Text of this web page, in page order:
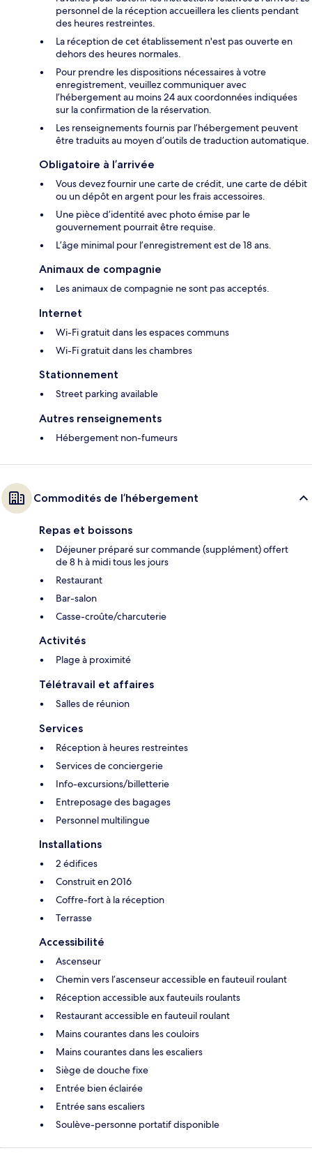
personnel de la réception accueillera les clients pendant
des heures restreintes.
La réception de cet établissement n'est pas ouverte en
dehors des heures normales.
Pour prendre les dispositions nécessaires à votre
enregistrement, veuillez communiquer avec
l’hébergement au moins 24 aux coordonnées indiquées
sur la confirmation de la réservation.
Les renseignements fournis par l’hébergement peuvent
être traduits au moyen d’outils de traduction automatique.
Obligatoire à l’arrivée
Vous devez fournir une carte de crédit, une carte de débit
ou un dépôt en argent pour les frais accessoires.
Une pièce d’identité avec photo émise par le
gouvernement pourrait être requise.
L’âge minimal pour l’enregistrement est de 18 ans.
Animaux de compagnie
Les animaux de compagnie ne sont pas acceptés.
Internet
Wi-Fi gratuit dans les espaces communs
Wi-Fi gratuit dans les chambres
Stationnement
Street parking available
Autres renseignements
Hébergement non-fumeurs
Commodités de l’hébergement
Repas et boissons
Déjeuner préparé sur commande (supplément) offert
de 8 h à midi tous les jours
Restaurant
Bar-salon
Casse-croûte/charcuterie
Activités
Plage à proximité
Télétravail et affaires
Salles de réunion
Services
Réception à heures restreintes
Services de conciergerie
Info-excursions/billetterie
Entreposage des bagages
Personnel multilingue
Installations
2 édifices
Construit en 2016
Coffre-fort à la réception
Terrasse
Accessibilité
Ascenseur
Chemin vers l’ascenseur accessible en fauteuil roulant
Réception accessible aux fauteuils roulants
Restaurant accessible en fauteuil roulant
Mains courantes dans les couloirs
Mains courantes dans les escaliers
Siège de douche fixe
Entrée bien éclairée
Entrée sans escaliers
Soulève-personne portatif disponible